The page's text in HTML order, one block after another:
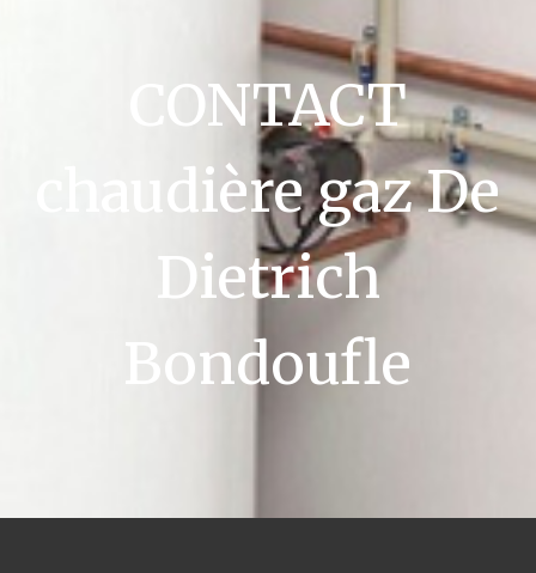
CONTACT
chaudière gaz De
Dietrich
Bondoufle